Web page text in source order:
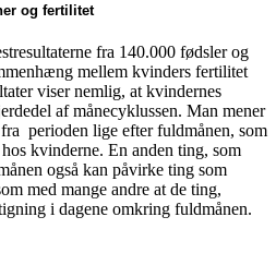
og fertilitet
fra 140.000 fødsler og
mellem kvinders fertilitet
viser nemlig, at kvindernes
af månecyklussen. Man mener
perioden lige efter fuldmånen, som
kvinderne. En anden ting, som
også kan påvirke ting som
med mange andre at de ting,
i dagene omkring fuldmånen.